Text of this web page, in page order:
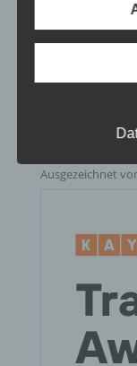
Ausgezeichnet
gespeicherter
e) Profiling
Profiling ist
Aspekte, die
Gesundheit,
analysieren